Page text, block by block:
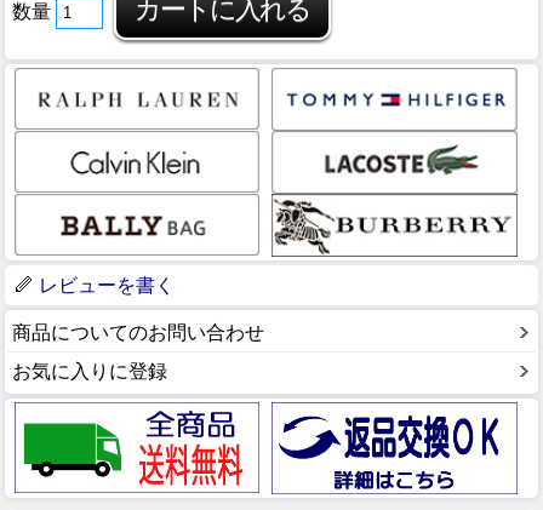
数量
レビューを書く
商品についてのお問い合わせ
お気に入りに登録